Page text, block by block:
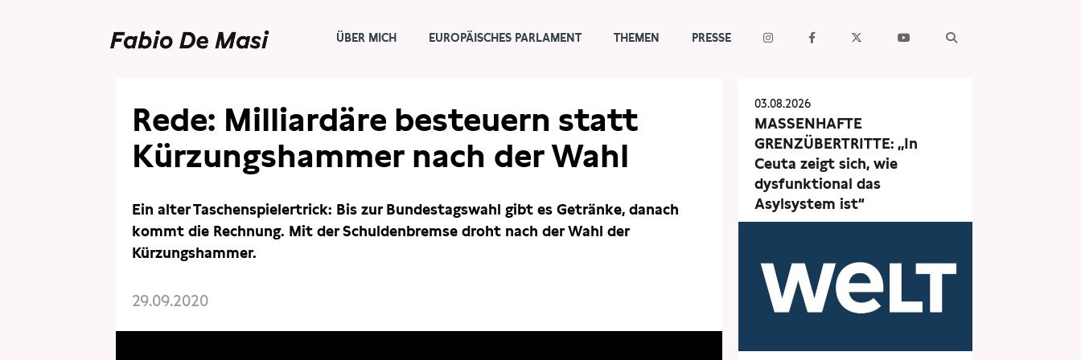
ÜBER MICH EUROPÄISCHES PARLAMENT THEMEN PRESSE
Rede: Milliardäre besteuern statt
Kürzungshammer nach der Wahl
Ein alter Taschenspielertrick: Bis zur Bundestagswahl gibt es Getränke, danach
kommt die Rechnung. Mit der Schuldenbremse droht nach der Wahl der
Kürzungshammer.
29.09.2020
03.08.2026
MASSENHAFTE
GRENZÜBERTRITTE: „In
Ceuta zeigt sich, wie
dysfunktional das
Asylsystem ist“